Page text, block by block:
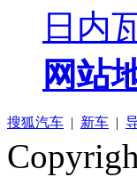
日内
网站
搜狐汽车 | 新车 |